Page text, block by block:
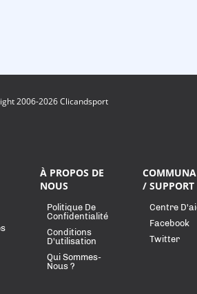
2006-2026 Clicandsport
À PROPOS DE
NOUS
Politique De
Confidentialité
Conditions
D'utilisation
Qui Sommes-
Nous ?
/ SUPPORT
Centre
Facebook
Twitter